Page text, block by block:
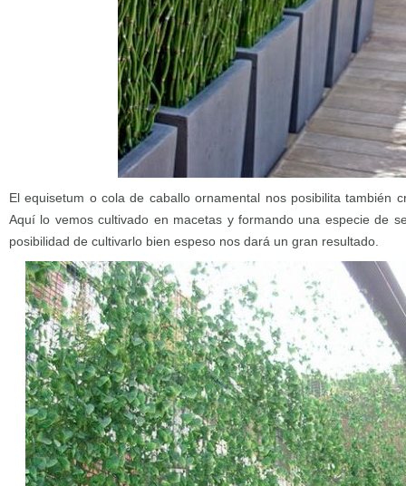
El equisetum o cola de caballo ornamental nos posibilita también
Aquí lo vemos cultivado en macetas y formando una especie de
posibilidad de cultivarlo bien espeso nos dará un gran resultado.